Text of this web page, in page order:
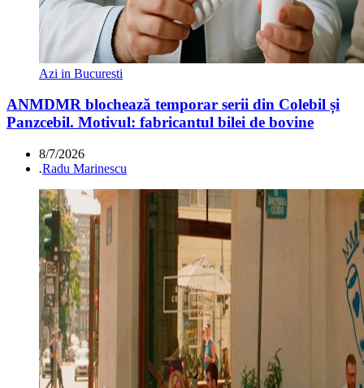
Azi in Bucuresti
ANMDMR blochează temporar serii din Colebil și
Panzcebil. Motivul: fabricantul bilei de bovine
8/7/2026
.Radu Marinescu